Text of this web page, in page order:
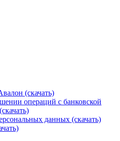
(скачать)
операций с банковской
данных (скачать)